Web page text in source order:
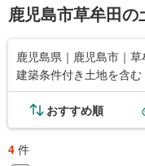
鹿児島市草牟田の
鹿児島県｜鹿児島市｜
建築条件付き土地を含む
おすすめ順
4 件